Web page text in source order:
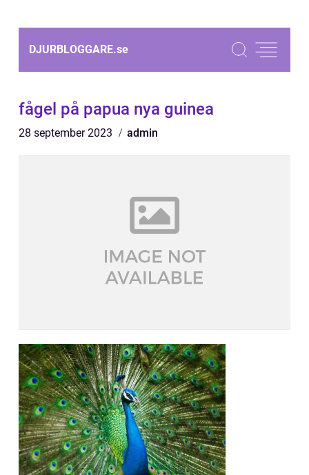
DJURBLOGGARE.se
fågel på papua nya guinea
28 september 2023 admin